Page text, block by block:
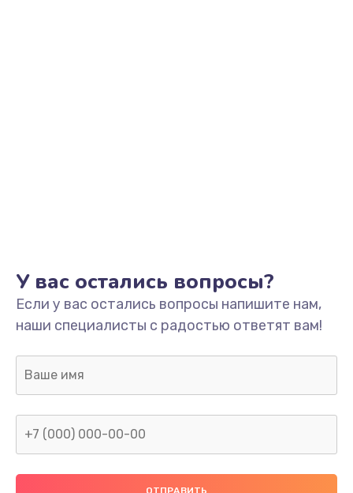
Замена системы охлаждения
1645 руб.
Заказать
Замена термопасты
1095 руб.
У вас остались вопросы?
Если у вас остались вопросы напишите нам,
наши специалисты с радостью ответят вам!